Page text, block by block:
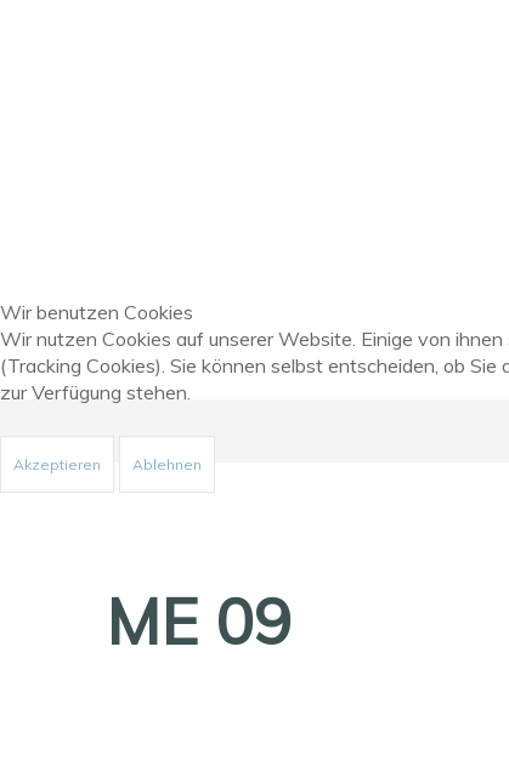
ME 09
Wir benutzen Cookies
Wir nutzen Cookies auf unserer Website. Einige von
(Tracking Cookies). Sie können selbst entscheiden, ob
zur Verfügung stehen.
Akzeptieren Ablehnen